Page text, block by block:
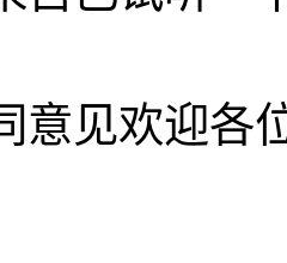
意见欢迎各